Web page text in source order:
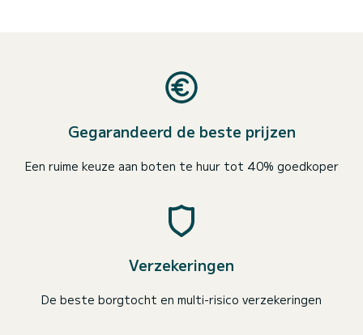
Gegarandeerd de beste prijzen
Een ruime keuze aan boten te huur tot 40% goedkoper
Verzekeringen
De beste borgtocht en multi-risico verzekeringen